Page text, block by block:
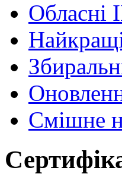
Обласні
Cмішне